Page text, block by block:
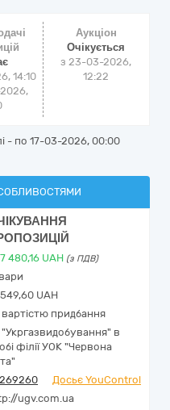
14:10
Аукціон
Очікується
з23-03-2026,
12:22
- по 17-03-2026, 00:00
480,16 UAH (з ПДВ)
UAH
придбання
в
філії УОК "Червона
Досьє YouControl
ugv.com.ua